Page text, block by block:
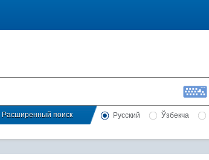
Расширенный поиск Русский Ўзбекча